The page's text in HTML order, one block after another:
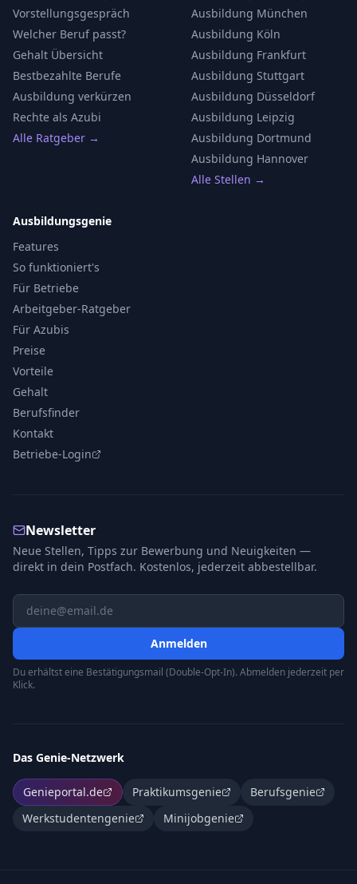
Vorstellungsgespräch
Welcher Beruf passt?
Gehalt Übersicht
Bestbezahlte Berufe
Ausbildung verkürzen
Rechte als Azubi
Alle Ratgeber →
Ausbildung München
Ausbildung Köln
Ausbildung Frankfurt
Ausbildung Stuttgart
Ausbildung Düsseldorf
Ausbildung Leipzig
Ausbildung Dortmund
Ausbildung Hannover
Alle Stellen →
Ausbildungsgenie
Features
So funktioniert's
Für Betriebe
Arbeitgeber-Ratgeber
Für Azubis
Preise
Vorteile
Gehalt
Berufsfinder
Kontakt
Betriebe-Login
Newsletter
Neue Stellen, Tipps zur Bewerbung und Neuigkeiten —
direkt in dein Postfach. Kostenlos, jederzeit abbestellbar.
Anmelden
Du erhältst eine Bestätigungsmail (Double-Opt-In). Abmelden jederzeit per
Klick.
Das Genie-Netzwerk
Genieportal.de Praktikumsgenie
Berufsgenie
Werkstudentengenie
Minijobgenie